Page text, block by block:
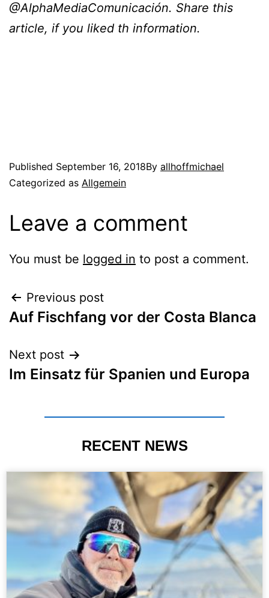
@AlphaMediaComunicación. Share this
article, if you liked th information.
Published September 16, 2018By allhoffmichael
Categorized as Allgemein
Leave a comment
You must be logged in to post a comment.
Previous post
Auf Fischfang vor der Costa Blanca
Next post
Im Einsatz für Spanien und Europa
RECENT NEWS